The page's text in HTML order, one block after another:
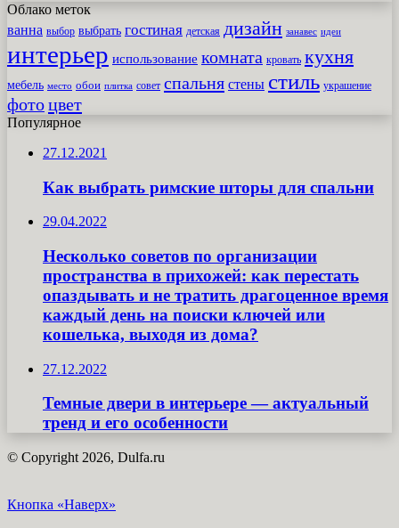
Облако меток
ванна выбор выбрать гостиная детская дизайн занавес идеи
интерьер использование комната кровать кухня
мебель место обои плитка совет спальня стены стиль украшение
фотоцвет
Популярное
27.12.2021
Как выбрать римские шторы для спальни
29.04.2022
Несколько советов по организации
пространства в прихожей: как перестать
опаздывать и не тратить драгоценное время
каждый день на поиски ключей или
кошелька, выходя из дома?
27.12.2022
Темные двери в интерьере — актуальный
тренд и его особенности
© Copyright 2026, Dulfa.ru
Кнопка «Наверх»